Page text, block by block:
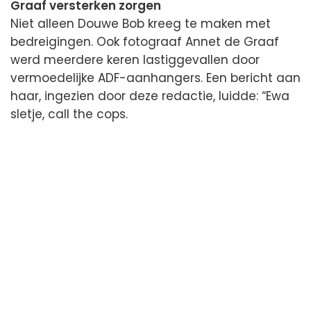
Graaf versterken zorgen
Niet alleen Douwe Bob kreeg te maken met
bedreigingen. Ook fotograaf Annet de Graaf
werd meerdere keren lastiggevallen door
vermoedelijke ADF-aanhangers. Een bericht aan
haar, ingezien door deze redactie, luidde: “Ewa
sletje, call the cops.